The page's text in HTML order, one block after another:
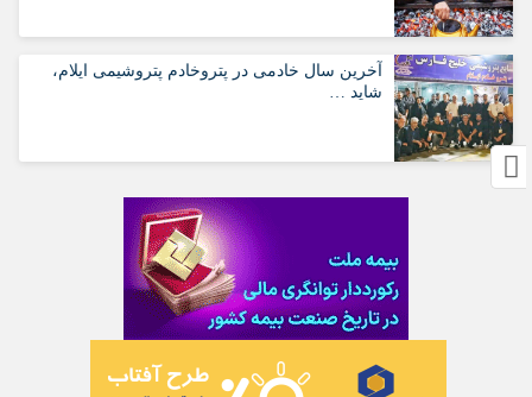
آخرین سال خادمی در پتروخادم پتروشیمی ایلام،
شاید …